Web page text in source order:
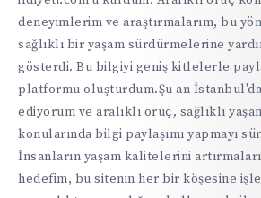
deneyimlerim ve araştırmalarım, bu
sağlıklı bir yaşam sürdürmelerine
gösterdi. Bu bilgiyi geniş kitlelerle
platformu oluşturdum.Şu an İstanbul'da
ediyorum ve aralıklı oruç, sağlıklı
konularında bilgi paylaşımı yapmayı
İnsanların yaşam kalitelerini
hedefim, bu sitenin her bir köşesine